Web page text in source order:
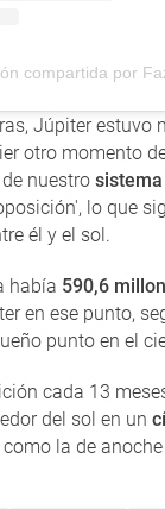
compartida por
Júpiter estuvo
otro momento
de nuestro
lo que
él y el sol.
había 590,6
en ese punto,
punto en el
cada 13
del sol en un
la de